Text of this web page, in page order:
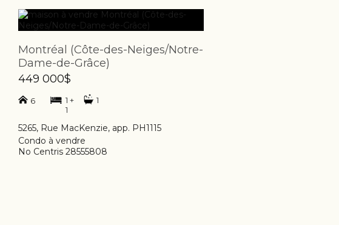
Montréal (Côte-des-Neiges/Notre-
Dame-de-Grâce)
449 000$
6
1 +
1
1
5265, Rue MacKenzie, app. PH1115
Condo à vendre
No Centris 28555808